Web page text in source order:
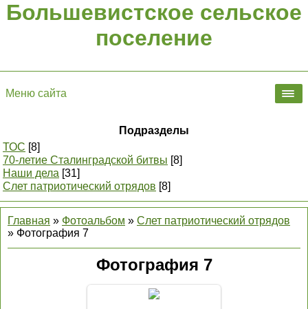
Большевистское сельское
поселение
Меню сайта
Подразделы
ТОС [8]
70-летие Сталинградской битвы [8]
Наши дела [31]
Слет патриотический отрядов [8]
Главная » Фотоальбом » Слет патриотический отрядов
» Фотография 7
Фотография 7